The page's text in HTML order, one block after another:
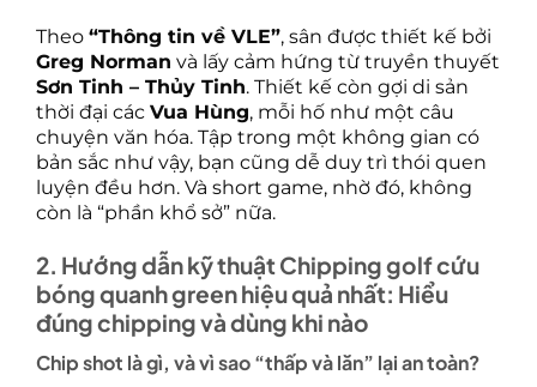
Theo “Thông tin về VLE”, sân được thiết kế bởi
Greg Norman và lấy cảm hứng từ truyền thuyết
Sơn Tinh – Thủy Tinh. Thiết kế còn gợi di sản
thời đại các Vua Hùng, mỗi hố như một câu
chuyện văn hóa. Tập trong một không gian có
bản sắc như vậy, bạn cũng dễ duy trì thói quen
luyện đều hơn. Và short game, nhờ đó, không
còn là “phần khổ sở” nữa.
2. Hướng dẫn kỹ thuật Chipping golf cứu
bóng quanh green hiệu quả nhất: Hiểu
đúng chipping và dùng khi nào
Chip shot là gì, và vì sao “thấp và lăn” lại an toàn?